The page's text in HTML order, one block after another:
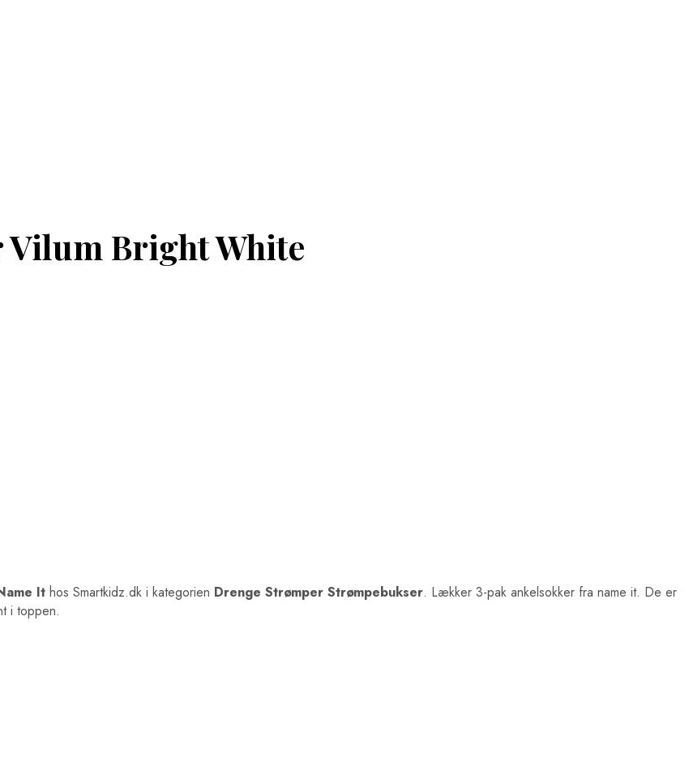
Vilum Bright White
It hos Smartkidz.dk i kategorien Drenge Strømper Strømpebukser. Lækker 3-pak ankelsokker fra name it. De er
i toppen.